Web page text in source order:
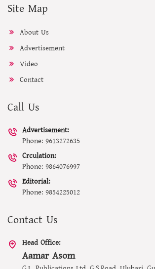
Site Map
About Us
Advertisement
Video
Contact
Call Us
Advertisement:
Phone: 9613272635
Crculation:
Phone: 9864076997
Editorial:
Phone: 9854225012
Contact Us
Head Office:
Aamar Asom